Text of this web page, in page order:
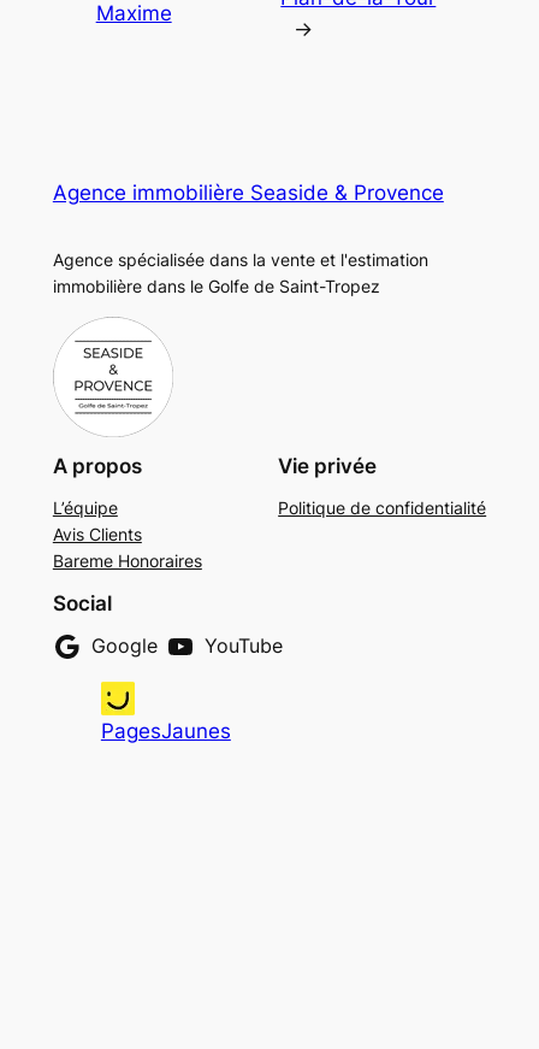
Maxime
→
Agence immobilière Seaside & Provence
Agence spécialisée dans la vente et l'estimation
immobilière dans le Golfe de Saint-Tropez
A propos
L’équipe
Avis Clients
Bareme Honoraires
Vie privée
Politique de confidentialité
Social
Google YouTube
PagesJaunes